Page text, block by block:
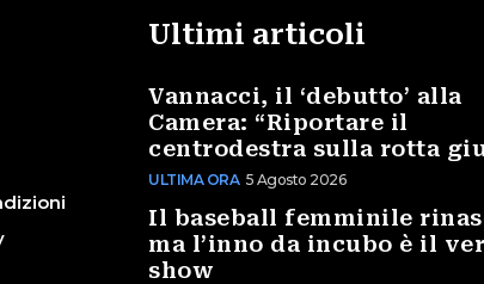
Ultimi articoli
Vannacci, il ‘debutto’ alla
Camera: “Riportare il
centrodestra sulla rotta
ULTIMA ORA 5 Agosto 2026
Il baseball femminile
ma l’inno da incubo è il
show